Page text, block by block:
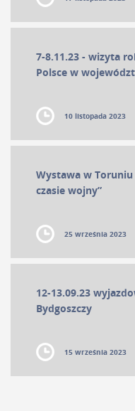
7-8.11.23 - wizyta
Polsce w
10 listopada 2023
Wystawa w Toruniu
czasie wojny”
25 września 2023
12-13.09.23
Bydgoszczy
15 września 2023